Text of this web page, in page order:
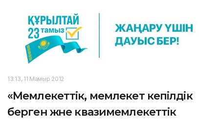
13:13, 11 Мамыр 2012
«Мемлекеттік, мемлекет кепілдік
берген және квазимемлекеттік